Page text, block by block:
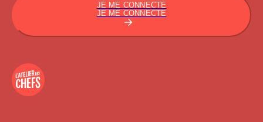
JE ME CONNECTE
JE ME CONNECTE